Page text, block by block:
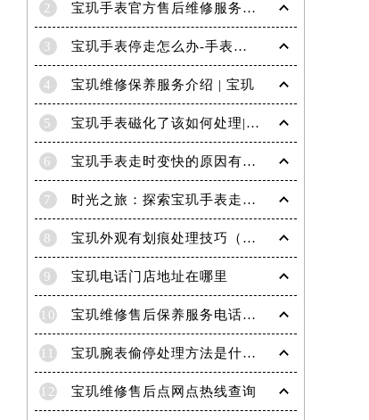
2 宝玑手表官方售后维修服务点电话是多少？
3 宝玑手表停走怎么办-手表停走的解决方法
4 宝玑维修保养服务介绍 | 宝玑
5 宝玑手表磁化了该如何处理|宝玑技师为您讲解
6 宝玑手表走时变快的原因有哪些？
7 时光之旅：探索宝玑手表走时的秘密
8 宝玑外观有划痕处理技巧（轻松修复爱表的实用方法）
9 宝玑电话门店地址在哪里
10 宝玑维修售后保养服务电话是多少
11 宝玑腕表偷停处理方法是什么（专业维修指南与常见故障排查）
12 宝玑维修售后点网点热线查询